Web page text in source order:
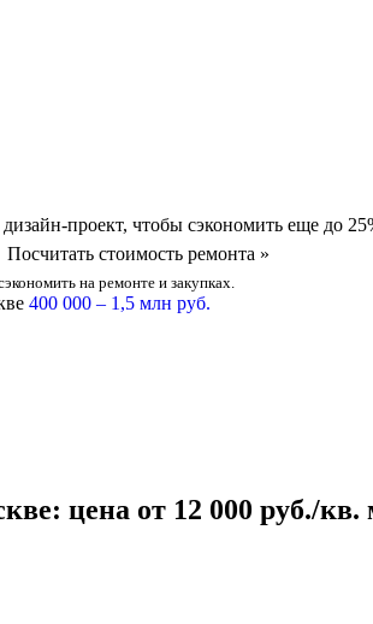
проект, чтобы сэкономить еще до
на ремонте и закупках.
400 000 – 1,5 млн руб.
цена от 12 000 руб./кв.